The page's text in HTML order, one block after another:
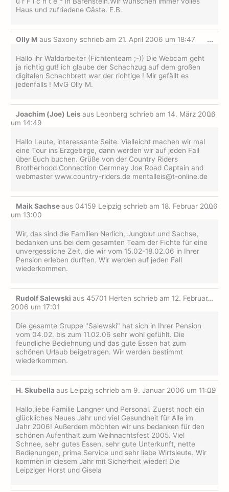
Haus und zufriedene Gäste. E.B.
Olly Maus Saxony schrieb am 21. April 2006 um 18:47
Hallo ihr Waldarbeiter (Fichtenteam ;-)) Die Webcam geht
ja richtig gut! ich glaube der Schachzug auf dem großen
digitalen Schachbrett war der richtige ! Mir gefällt es
jedenfalls ! MvG Olly M.
...
Joachim (Joe) Leisaus Leonberg schrieb am 14. März 2006
um 14:49
Hallo Leute, interessante Seite. Vielleicht machen wir mal
eine Tour ins Erzgebirge, dann werden wir auf jeden Fall
über Euch buchen. Grüße von der Country Riders
Brotherhood Connection Germnay Joe Road Captain and
webmaster www.country-riders.de mentalleis@t-online.de
...
Maik Sachseaus 04159 Leipzig schrieb am 18. Februar 2006
um 13:00
Wir, das sind die Familien Nerlich, Jungblut und Sachse,
bedanken uns bei dem gesamten Team der Fichte für eine
unvergessliche Zeit, die wir vom 15.02-18.02.06 in Ihrer
Pension erleben durften. Wir werden auf jeden Fall
wiederkommen.
...
Rudolf Salewskiaus 45701 Herten schrieb am 12. Februar
2006 um 17:01
Die gesamte Gruppe "Salewski" hat sich in Ihrer Pension
vom 04.02. bis zum 11.02.06 sehr wohl gefühlt. Die
feundliche Bediehnung und das gute Essen hat zum
schönen Urlaub beigetragen. Wir werden bestimmt
wiederkommen.
...
H. Skubellaaus Leipzig schrieb am 9. Januar 2006 um 11:09
Hallo,liebe Familie Langner und Personal. Zuerst noch ein
glückliches Neues Jahr und viel Gesundheit für Alle im
Jahr 2006! Außerdem möchten wir uns bedanken für den
schönen Aufenthalt zum Weihnachtsfest 2005. Viel
Schnee, sehr gutes Essen, sehr gute Unterkunft, nette
Bedienungen, prima Service und sehr liebe Wirtsleute. Wir
kommen in diesem Jahr mit Sicherheit wieder! Die
Leipziger Horst und Gisela
...